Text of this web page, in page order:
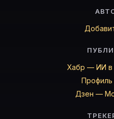
Хабр — ИИ в
Дзен —